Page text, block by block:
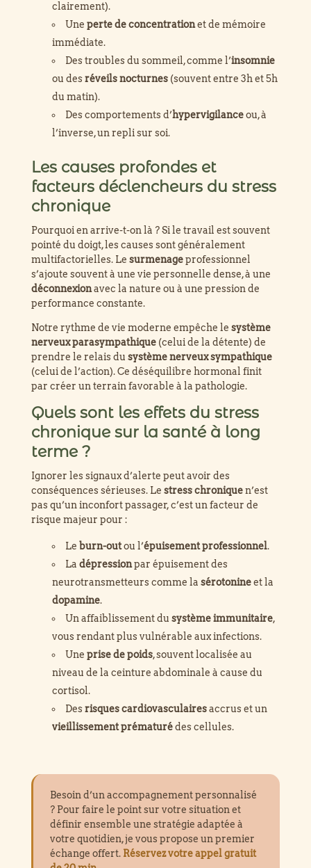
clairement).
Une perte de concentrationet de mémoire
immédiate.
Des troubles du sommeil, comme l’insomnie
ou desréveils nocturnes(souvent entre 3h et 5h
du matin).
Des comportements d’hypervigilanceou, à
l’inverse, un repli sur soi.
Les causes profondes et
facteurs déclencheurs du stress
chronique
Pourquoi en arrive-t-on là ? Si le travail est souvent
pointé du doigt, les causes sont généralement
multifactorielles. Le surmenageprofessionnel
s’ajoute souvent à une vie personnelle dense, à une
déconnexionavec la nature ou à une pression de
performance constante.
Notre rythme de vie moderne empêche le système
nerveux parasympathique(celui de la détente) de
prendre le relais du système nerveux sympathique
(celui de l’action). Ce déséquilibre hormonal finit
par créer un terrain favorable à la pathologie.
Quels sont les effets du stress
chronique sur la santé à long
terme ?
Ignorer les signaux d’alerte peut avoir des
conséquences sérieuses. Le stress chroniquen’est
pas qu’un inconfort passager, c’est un facteur de
risque majeur pour :
Le burn-outou l’épuisement professionnel.
La dépressionpar épuisement des
neurotransmetteurs comme la sérotonineet la
dopamine.
Un affaiblissement du système immunitaire,
vous rendant plus vulnérable aux infections.
Une prise de poids, souvent localisée au
niveau de la ceinture abdominale à cause du
cortisol.
Desrisques cardiovasculairesaccrus et un
vieillissement prématurédes cellules.
Besoin d’un accompagnement personnalisé
? Pour faire le point sur votre situation et
définir ensemble une stratégie adaptée à
votre quotidien, je vous propose un premier
échange offert. Réservez votre appel gratuit